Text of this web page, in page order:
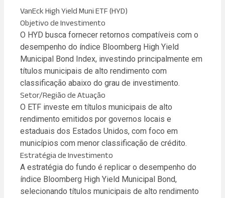
VanEck High Yield Muni ETF (HYD)
Objetivo de Investimento
O HYD busca fornecer retornos compatíveis com o
desempenho do índice Bloomberg High Yield
Municipal Bond Index, investindo principalmente em
títulos municipais de alto rendimento com
classificação abaixo do grau de investimento.
Setor/Região de Atuação
O ETF investe em títulos municipais de alto
rendimento emitidos por governos locais e
estaduais dos Estados Unidos, com foco em
municípios com menor classificação de crédito.
Estratégia de Investimento
A estratégia do fundo é replicar o desempenho do
índice Bloomberg High Yield Municipal Bond,
selecionando títulos municipais de alto rendimento